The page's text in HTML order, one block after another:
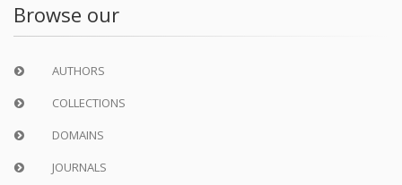
Browse our
AUTHORS
COLLECTIONS
DOMAINS
JOURNALS